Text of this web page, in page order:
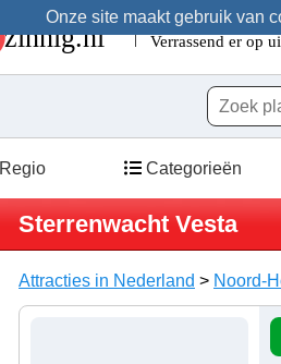
Onze site maakt gebruik van
Regio Categorieën
Sterrenwacht Vesta
Attracties in Nederland > Noord-